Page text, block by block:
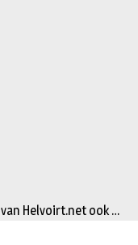
Helvoirt.net ook …